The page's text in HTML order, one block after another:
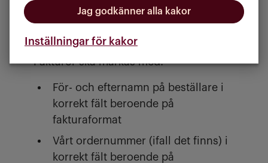
Jag godkänner alla kakor
Inställningar för kakor
Organisationsnummer:556015-2885
Fakturamärkning och referenser
Fakturor ska märkas med:
För- och efternamn på beställare i
korrekt fält beroende på
fakturaformat
Vårt ordernummer (ifall det finns) i
korrekt fält beroende på